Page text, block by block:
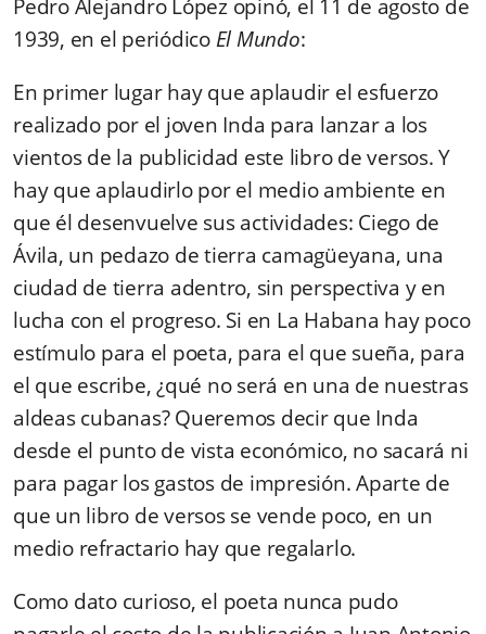
Pedro Alejandro López opinó, el 11 de agosto de
1939, en el periódico El Mundo:
En primer lugar hay que aplaudir el esfuerzo
realizado por el joven Inda para lanzar a los
vientos de la publicidad este libro de versos. Y
hay que aplaudirlo por el medio ambiente en
que él desenvuelve sus actividades: Ciego de
Ávila, un pedazo de tierra camagüeyana, una
ciudad de tierra adentro, sin perspectiva y en
lucha con el progreso. Si en La Habana hay poco
estímulo para el poeta, para el que sueña, para
el que escribe, ¿qué no será en una de nuestras
aldeas cubanas? Queremos decir que Inda
desde el punto de vista económico, no sacará ni
para pagar los gastos de impresión. Aparte de
que un libro de versos se vende poco, en un
medio refractario hay que regalarlo.
Como dato curioso, el poeta nunca pudo